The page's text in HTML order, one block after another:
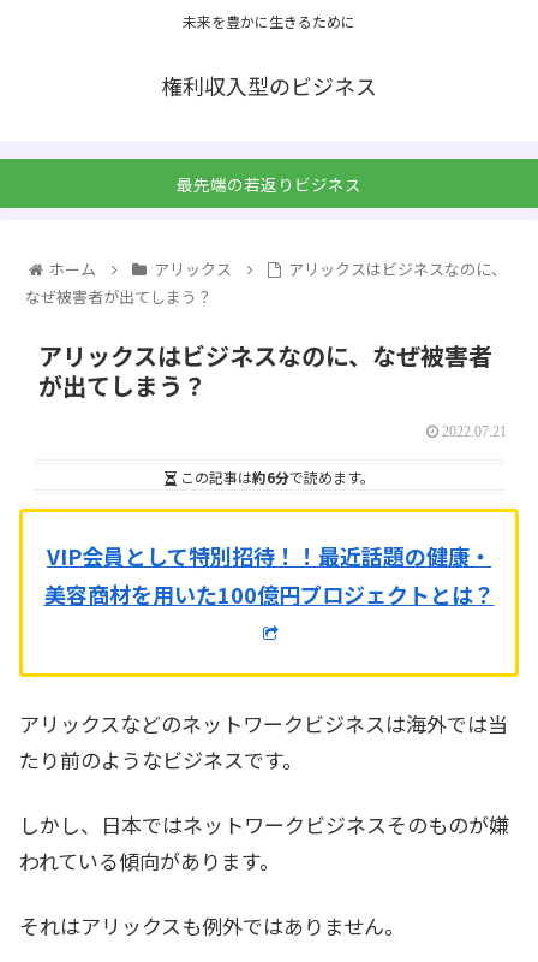
未来を豊かに生きるために
権利収入型のビジネス
最先端の若返りビジネス
ホーム アリックス
アリックスはビジネスなのに、
なぜ被害者が出てしまう？
アリックスはビジネスなのに、なぜ被害者
が出てしまう？
2022.07.21
この記事は約6分で読めます。
VIP会員として特別招待！！ 最近話題の健康・
美容商材を用いた100億円プロジェクトとは？
アリックスなどのネットワークビジネスは海外では当
たり前のようなビジネスです。
しかし、日本ではネットワークビジネスそのものが嫌
われている傾向があります。
それはアリックスも例外ではありません。